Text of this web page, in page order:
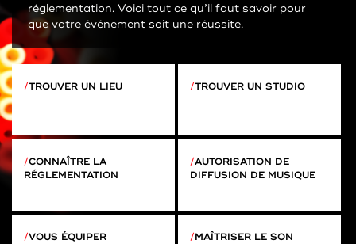
réglementation. Voici tout ce qu’il faut savoir pour
que votre événement soit une réussite.
TROUVER UN LIEU TROUVER UN STUDIO
CONNAÎTRE LA
RÉGLEMENTATION
AUTORISATION DE
DIFFUSION DE MUSIQUE
VOUS ÉQUIPER MAÎTRISER LE SON